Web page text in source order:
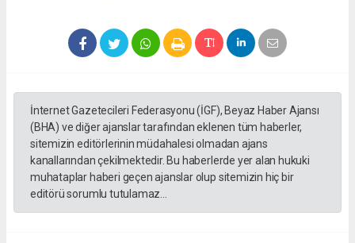
İnternet Gazetecileri Federasyonu (İGF), Beyaz Haber Ajansı
(BHA) ve diğer ajanslar tarafından eklenen tüm haberler,
sitemizin editörlerinin müdahalesi olmadan ajans
kanallarından çekilmektedir. Bu haberlerde yer alan hukuki
muhataplar haberi geçen ajanslar olup sitemizin hiç bir
editörü sorumlu tutulamaz...